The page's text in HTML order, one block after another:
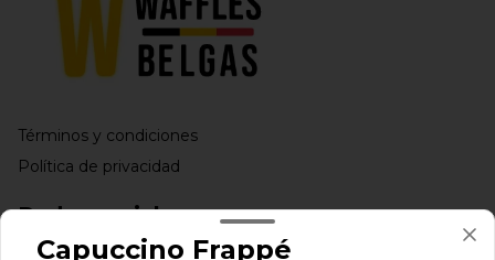
Términos y condiciones
Política de privacidad
Redes sociales
Capuccino Frappé